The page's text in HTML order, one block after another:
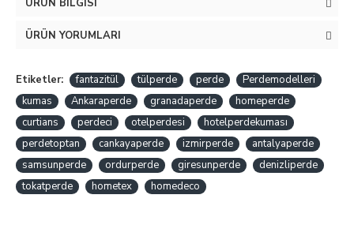
ÜRÜN BILGISI
ÜRÜN YORUMLARI
Etiketler: fantazitül tülperde perde
Perdemodelleri
kumas
Ankaraperde granadaperde
homeperde
curtians
perdeci otelperdesi
hotelperdekuması
perdetoptan
cankayaperde izmirperde
antalyaperde
samsunperde
ordurperde giresunperde
denizliperde
tokatperde
hometex homedeco